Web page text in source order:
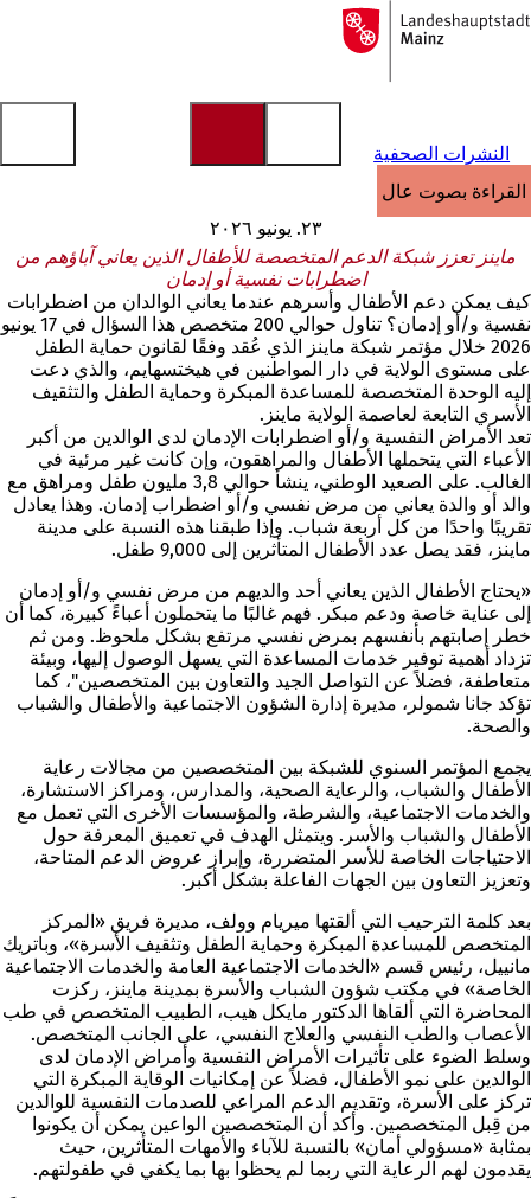
الانتقال إلى المحتوى
إلى
الصفحة
النشرات الصحفية
القراءة بصوت عالٍ
٢٣. يونيو ٢٠٢٦
ماينز تعزز شبكة الدعم المتخصصة للأطفال الذين يعاني آباؤهم من
اضطرابات نفسية أو إدمان
كيف يمكن دعم الأطفال وأسرهم عندما يعاني الوالدان من اضطرابات
نفسية و/أو إدمان؟ تناول حوالي 200 متخصص هذا السؤال في 17 يونيو
2026 خلال مؤتمر شبكة ماينز الذي عُقد وفقًا لقانون حماية الطفل
على مستوى الولاية في دار المواطنين في هيختسهايم، والذي دعت
إليه الوحدة المتخصصة للمساعدة المبكرة وحماية الطفل والتثقيف
الأسري التابعة لعاصمة الولاية ماينز.
تعد الأمراض النفسية و/أو اضطرابات الإدمان لدى الوالدين من أكبر
الأعباء التي يتحملها الأطفال والمراهقون، وإن كانت غير مرئية في
الغالب. على الصعيد الوطني، ينشأ حوالي 3,8 مليون طفل ومراهق مع
والد أو والدة يعاني من مرض نفسي و/أو اضطراب إدمان. وهذا يعادل
تقريبًا واحدًا من كل أربعة شباب. وإذا طبقنا هذه النسبة على مدينة
ماينز، فقد يصل عدد الأطفال المتأثرين إلى 9,000 طفل.
«يحتاج الأطفال الذين يعاني أحد والديهم من مرض نفسي و/أو إدمان
إلى عناية خاصة ودعم مبكر. فهم غالبًا ما يتحملون أعباءً كبيرة، كما أن
خطر إصابتهم بأنفسهم بمرض نفسي مرتفع بشكل ملحوظ. ومن ثم
تزداد أهمية توفير خدمات المساعدة التي يسهل الوصول إليها، وبيئة
متعاطفة، فضلاً عن التواصل الجيد والتعاون بين المتخصصين"، كما
تؤكد جانا شمولر، مديرة إدارة الشؤون الاجتماعية والأطفال والشباب
والصحة.
يجمع المؤتمر السنوي للشبكة بين المتخصصين من مجالات رعاية
الأطفال والشباب، والرعاية الصحية، والمدارس، ومراكز الاستشارة،
والخدمات الاجتماعية، والشرطة، والمؤسسات الأخرى التي تعمل مع
الأطفال والشباب والأسر. ويتمثل الهدف في تعميق المعرفة حول
الاحتياجات الخاصة للأسر المتضررة، وإبراز عروض الدعم المتاحة،
وتعزيز التعاون بين الجهات الفاعلة بشكل أكبر.
بعد كلمة الترحيب التي ألقتها ميريام وولف، مديرة فريق «المركز
المتخصص للمساعدة المبكرة وحماية الطفل وتثقيف الأسرة»، وباتريك
مانييل، رئيس قسم «الخدمات الاجتماعية العامة والخدمات الاجتماعية
الخاصة» في مكتب شؤون الشباب والأسرة بمدينة ماينز، ركزت
المحاضرة التي ألقاها الدكتور مايكل هيب، الطبيب المتخصص في طب
الأعصاب والطب النفسي والعلاج النفسي، على الجانب المتخصص.
وسلط الضوء على تأثيرات الأمراض النفسية وأمراض الإدمان لدى
الوالدين على نمو الأطفال، فضلاً عن إمكانيات الوقاية المبكرة التي
تركز على الأسرة، وتقديم الدعم المراعي للصدمات النفسية للوالدين
من قِبل المتخصصين. وأكد أن المتخصصين الواعين يمكن أن يكونوا
بمثابة «مسؤولي أمان» بالنسبة للآباء والأمهات المتأثرين، حيث
يقدمون لهم الرعاية التي ربما لم يحظوا بها بما يكفي في طفولتهم.